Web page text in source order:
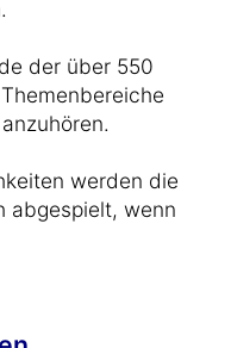
der über 550
werden die
abgespielt, wenn